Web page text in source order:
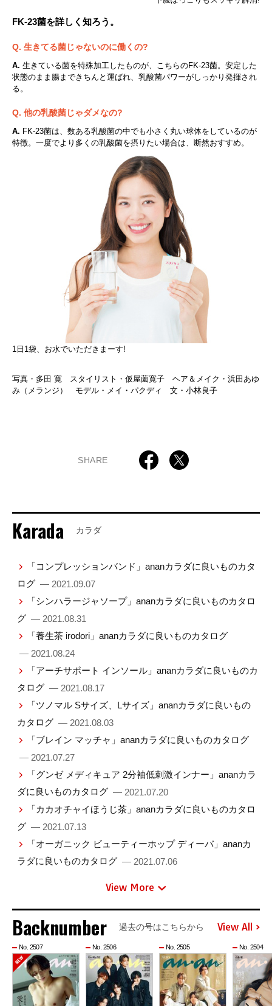
FK-23菌を詳しく知ろう。
Q. 生きてる菌じゃないのに働くの?
A. 生きている菌を特殊加工したものが、こちらのFK-23菌。安定した
状態のまま腸まできちんと運ばれ、乳酸菌パワーがしっかり発揮され
る。
Q. 他の乳酸菌じゃダメなの?
A. FK-23菌は、数ある乳酸菌の中でも小さく丸い球体をしているのが
特徴。一度でより多くの乳酸菌を摂りたい場合は、断然おすすめ。
1日1袋、お水でいただきまーす!
写真・多田 寛 スタイリスト・仮屋薗寛子 ヘア＆メイク・浜田あゆ
み（メランジ） モデル・メイ・パクディ 文・小林良子
SHARE
Karada カラダ
「コンプレッションバンド」ananカラダに良いものカタ
ログ — 2021.09.07
「シンハラージャソープ」ananカラダに良いものカタロ
グ — 2021.08.31
「養生茶 irodori」ananカラダに良いものカタログ
— 2021.08.24
「アーチサポート インソール」ananカラダに良いものカ
タログ — 2021.08.17
「ツノマル Sサイズ、Lサイズ」ananカラダに良いもの
カタログ — 2021.08.03
「ブレイン マッチャ」ananカラダに良いものカタログ
— 2021.07.27
「グンゼ メディキュア 2分袖低刺激インナー」ananカラ
ダに良いものカタログ — 2021.07.20
「カカオチャイほうじ茶」ananカラダに良いものカタロ
グ — 2021.07.13
「オーガニック ビューティーホップ ディーバ」ananカ
ラダに良いものカタログ — 2021.07.06
View More
Backnumber 過去の号はこちらから View All
No. 2507 No. 2506 No. 2505 No. 2504